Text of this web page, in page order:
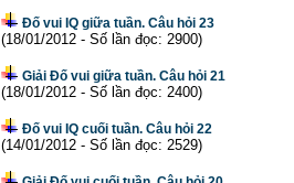
Đố vui IQ giữa tuần. Câu hỏi 23
(18/01/2012 - Số lần đọc: 2900)
Giải Đố vui giữa tuần. Câu hỏi 21
(18/01/2012 - Số lần đọc: 2400)
Đố vui IQ cuối tuần. Câu hỏi 22
(14/01/2012 - Số lần đọc: 2529)